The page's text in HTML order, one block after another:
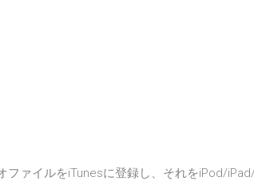
ファイルをiTunesに登録し、それをiPod/